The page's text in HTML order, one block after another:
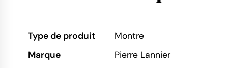
Type de produit
Montre
Marque
Pierre Lannier